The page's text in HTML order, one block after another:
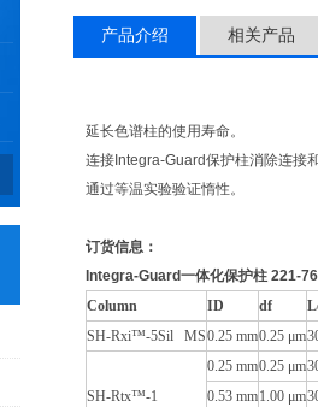
产品介绍 相关产品
延长色谱柱的使用寿命。
连接Integra-Guard保护柱消除连接
通过等温实验验证惰性。
订货信息：
Integra-Guard一体化保护柱 221-
Column
ID df
SH-Rxi™-5Sil MS0.25 mm0.25 μm
SH-Rtx™-1
0.25 mm0.25 μm
0.53 mm1.00 μm